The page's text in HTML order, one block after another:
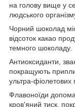
на голову вище у
людського
Чорний шоколад
відсоток какао
темного шоколаду.
Антиоксиданти,
покращують
ультра-фіолетових
Флавоноїди
кров'яний тиск,